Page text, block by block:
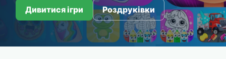
Дивитися ігри Роздруківки